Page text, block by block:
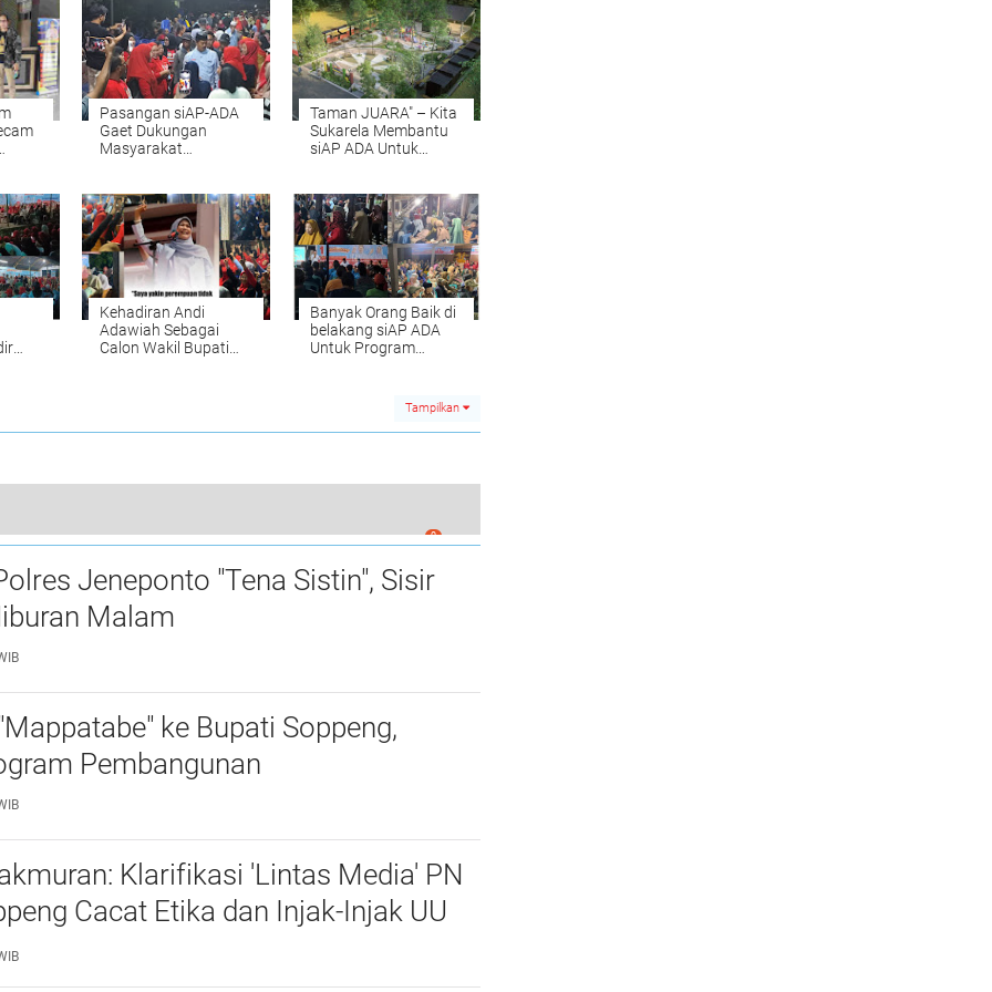
Calio
Pasangan siAP-ADA
Gaet Dukungan
Masyarakat
Muka
Taman JUARA" – Kita
Sukarela Membantu
siAP ADA Untuk
Analisanya
Kehadiran Andi
Adawiah Sebagai
Calon Wakil Bupati
Banyak Orang Baik di
belakang siAP ADA
Untuk Program
PengangguranTampilkan
Menarik Perhatian Warga Marioriawa
0
Jeneponto "Tena Sistin", Sisir
Malam
ke Bupati Soppeng,
Pembangunan
Klarifikasi 'Lintas Media' PN
Cacat Etika dan Injak-Injak UU